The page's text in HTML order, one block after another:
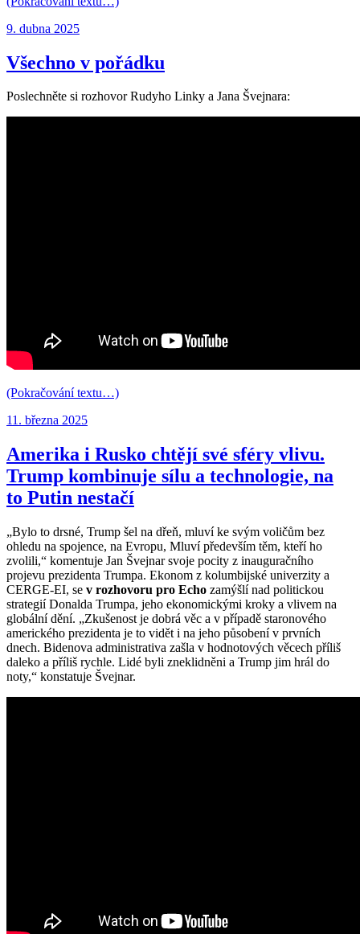
Publikováno:
9. dubna 2025
Všechno v pořádku
Poslechněte si rozhovor Rudyho Linky a Jana Švejnara:
(Pokračování textu…)
Publikováno:
11. března 2025
Amerika i Rusko chtějí své sféry vlivu.
Trump kombinuje sílu a technologie, na
to Putin nestačí
„Bylo to drsné, Trump šel na dřeň, mluví ke svým voličům bez
ohledu na spojence, na Evropu, Mluví především těm, kteří ho
zvolili,“ komentuje Jan Švejnar svoje pocity z inauguračního
projevu prezidenta Trumpa. Ekonom z kolumbijské univerzity a
CERGE-EI, se v rozhovoru pro Echo zamýšlí nad politickou
strategií Donalda Trumpa, jeho ekonomickými kroky a vlivem na
globální dění. „Zkušenost je dobrá věc a v případě staronového
amerického prezidenta je to vidět i na jeho působení v prvních
dnech. Bidenova administrativa zašla v hodnotových věcech příliš
daleko a příliš rychle. Lidé byli zneklidněni a Trump jim hrál do
noty,“ konstatuje Švejnar.